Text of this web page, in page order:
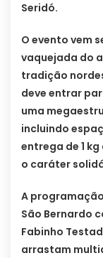
Seridó.
O evento vem
vaquejada do
tradição
deve entrar
uma
incluindo
entrega de 1
o caráter
A
São Bernardo
Fabinho
arrastam